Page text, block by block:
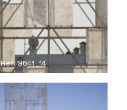
Ref: 9641_14